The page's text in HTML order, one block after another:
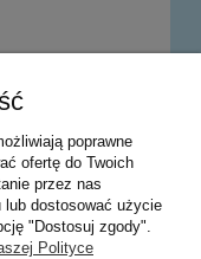
poprawne
ofertę do Twoich
przez nas
dostosować użycie
"Dostosuj zgody".
Polityce